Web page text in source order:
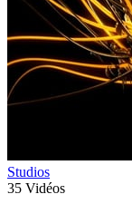
Studios
35 Vidéos